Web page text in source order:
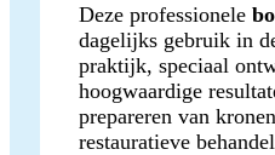
Deze professionele
dagelijks gebruik in
praktijk, speciaal
hoogwaardige
prepareren van
restauratieve